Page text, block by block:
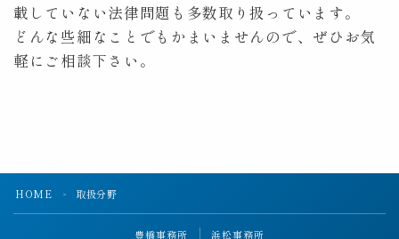
載していない法律問題も多数取り扱っています。
どんな些細なことでもかまいませんので、ぜひお気
軽にご相談下さい。
HOME ＞ 取扱分野
豊橋事務所 浜松事務所